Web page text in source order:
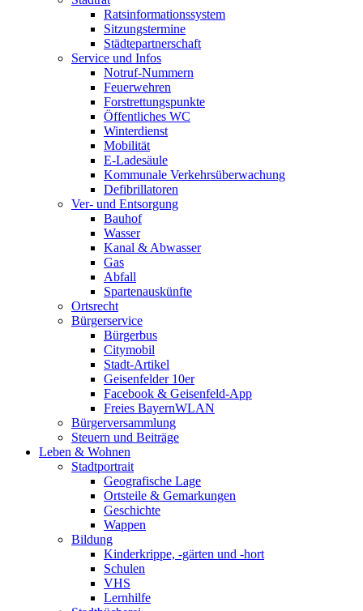
Ratsinformationssystem
Sitzungstermine
Städtepartnerschaft
Service und Infos
Notruf-Nummern
Feuerwehren
Forstrettungspunkte
Öffentliches WC
Winterdienst
Mobilität
E-Ladesäule
Kommunale Verkehrsüberwachung
Defibrillatoren
Ver- und Entsorgung
Bauhof
Wasser
Kanal & Abwasser
Gas
Abfall
Spartenauskünfte
Ortsrecht
Bürgerservice
Bürgerbus
Citymobil
Stadt-Artikel
Geisenfelder 10er
Facebook & Geisenfeld-App
Freies BayernWLAN
Bürgerversammlung
Steuern und Beiträge
Leben & Wohnen
Stadtportrait
Geografische Lage
Ortsteile & Gemarkungen
Geschichte
Wappen
Bildung
Kinderkrippe, -gärten und -hort
Schulen
VHS
Lernhilfe